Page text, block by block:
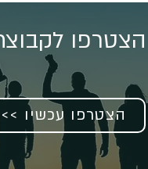
הצטרפו
<< הצטרפו עכשיו